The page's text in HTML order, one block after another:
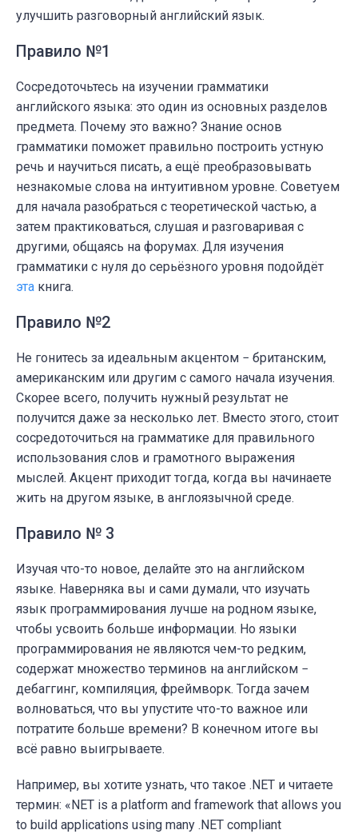
улучшить разговорный английский язык.
Правило №1
Сосредоточьтесь на изучении грамматики
английского языка: это один из основных разделов
предмета. Почему это важно? Знание основ
грамматики поможет правильно построить устную
речь и научиться писать, а ещё преобразовывать
незнакомые слова на интуитивном уровне. Советуем
для начала разобраться с теоретической частью, а
затем практиковаться, слушая и разговаривая с
другими, общаясь на форумах. Для изучения
грамматики с нуля до серьёзного уровня подойдёт
эта книга.
Правило №2
Не гонитесь за идеальным акцентом − британским,
американским или другим с самого начала изучения.
Скорее всего, получить нужный результат не
получится даже за несколько лет. Вместо этого, стоит
сосредоточиться на грамматике для правильного
использования слов и грамотного выражения
мыслей. Акцент приходит тогда, когда вы начинаете
жить на другом языке, в англоязычной среде.
Правило № 3
Изучая что-то новое, делайте это на английском
языке. Наверняка вы и сами думали, что изучать
язык программирования лучше на родном языке,
чтобы усвоить больше информации. Но языки
программирования не являются чем-то редким,
содержат множество терминов на английском −
дебаггинг, компиляция, фреймворк. Тогда зачем
волноваться, что вы упустите что-то важное или
потратите больше времени? В конечном итоге вы
всё равно выигрываете.
Например, вы хотите узнать, что такое .NET и читаете
термин: «NET is a platform and framework that allows you
to build applications using many .NET compliant